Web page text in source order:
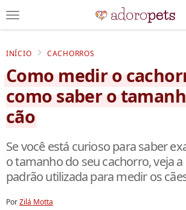
INÍCIO CACHORROS
Como medir o
como saber o
cão
Se você está curioso para saber
o tamanho do seu cachorro, veja
padrão utilizada para medir os
PorZilá Motta